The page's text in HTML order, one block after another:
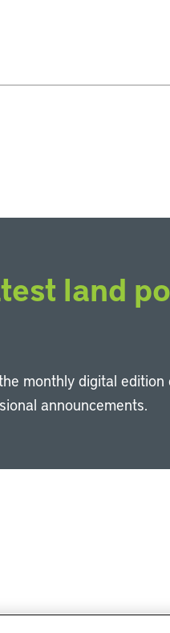
land
monthly digital edition
announcements.